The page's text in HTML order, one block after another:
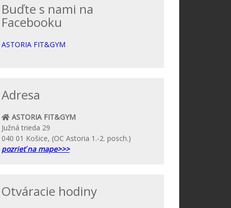
Buďte s nami na
Facebooku
ASTORIA FIT&GYM
Adresa
ASTORIA FIT&GYM
Južná trieda 29
040 01 Košice, (OC Astoria 1.-2. posch.)
pozrieť na mape>>>
Otváracie hodiny